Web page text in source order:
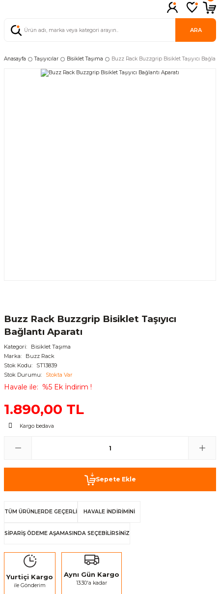
ARA
Anasayfa Taşıyıcılar Bisiklet Taşıma Buzz Rack Buzzgrip Bisiklet Taşıyıcı
Buzz Rack Buzzgrip Bisiklet Taşıyıcı
Bağlantı Aparatı
Kategori
Bisiklet Taşıma
Marka
Buzz Rack
Stok Kodu
ST13839
Stok Durumu
Stokta Var
Havale ile %5 Ek İndirim !
1.890,00 TL
Kargo bedava
Sepete Ekle
TÜM ÜRÜNLERDE GEÇERLİ HAVALE İNDİRİMİNİ
SİPARİŞ ÖDEME AŞAMASINDA SEÇEBİLİRSİNİZ
Yurtiçi Kargo
ile Gönderim
Aynı Gün Kargo
13:30'a kadar